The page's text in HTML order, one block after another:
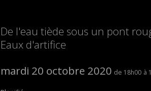
De l'eau tiède sous un pont
Eaux d'artifice
mardi 20 octobre 2020
18h00